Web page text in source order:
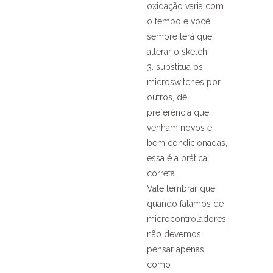
oxidação varia com
o tempo e você
sempre terá que
alterar o sketch.
3. substitua os
microswitches por
outros, dê
preferência que
venham novos e
bem condicionadas,
essa é a prática
correta.
Vale lembrar que
quando falamos de
microcontroladores,
não devemos
pensar apenas
como